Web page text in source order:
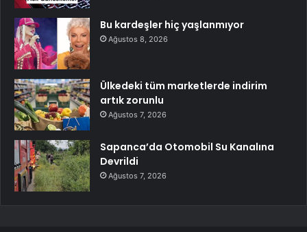
Bu kardeşler hiç yaşlanmıyor
Ağustos 8, 2026
Ülkedeki tüm marketlerde indirim
artık zorunlu
Ağustos 7, 2026
Sapanca’da Otomobil Su Kanalına
Devrildi
Ağustos 7, 2026